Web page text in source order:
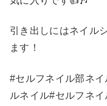
引き出しにはネイル
ます！
#セルフネイル部ネ
ルネイル#セルフネ